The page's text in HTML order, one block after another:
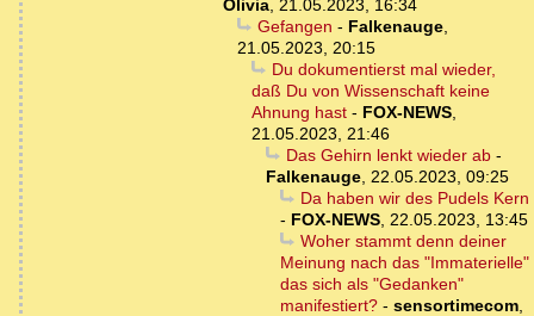
Olivia 21.05.2023, 16:34
Gefangen - Falkenauge,
21.05.2023, 20:15
Du dokumentierst mal wieder,
daß Du von Wissenschaft keine
Ahnung hast - FOX-NEWS
21.05.2023, 21:46
Das Gehirn lenkt wieder ab-
Falkenauge 22.05.2023, 09:25
Da haben wir des Pudels Kern
- FOX-NEWS 22.05.2023, 13:45
Woher stammt denn deiner
Meinung nach das "Immaterielle"
das sich als "Gedanken"
manifestiert? - sensortimecom